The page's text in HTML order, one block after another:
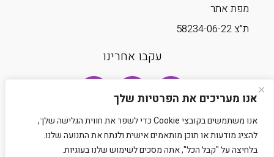
אנו מעריכים את הפרטיות שלך
אנו משתמשים בקובצי Cookie כדי לשפר את חווית הגלישה שלך,
להציג מודעות או תוכן מותאמים אישית ולנתח את התנועה שלנו.
בלחיצה על "קבל הכל", אתה מסכים לשימוש שלנו בעוגיות.
מפת אתר
ת”צ 58234-06-22
עקבו אחרינו